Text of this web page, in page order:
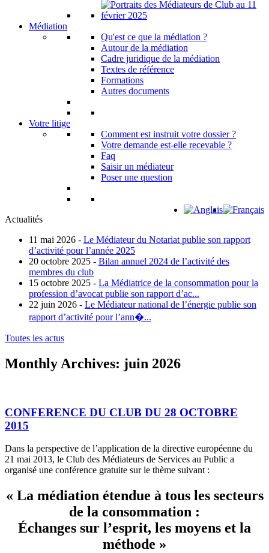
Médiation
Qu'est ce que la médiation ?
Autour de la médiation
Cadre juridique de la médiation
Textes de référence
Formations
Autres documents
Votre litige
Comment est instruit votre dossier ?
Votre demande est-elle recevable ?
Faq
Saisir un médiateur
Poser une question
Actualités
11 mai 2026 - Le Médiateur du Notariat publie son rapport
d’activité pour l’année 2025
20 octobre 2025 - Bilan annuel 2024 de l’activité des
membres du club
15 octobre 2025 - La Médiatrice de la consommation pour la
profession d’avocat publie son rapport d’ac...
22 juin 2026 - Le Médiateur national de l’énergie publie son
rapport d’activité pour l’ann�...
Toutes les actus
Monthly Archives: juin 2026
CONFERENCE DU CLUB DU 28 OCTOBRE
2015
Dans la perspective de l’application de la directive européenne du
21 mai 2013, le Club des Médiateurs de Services au Public a
organisé une conférence gratuite sur le thème suivant :
« La médiation étendue à tous les secteurs
de la consommation :
Échanges sur l’esprit, les moyens et la
méthode »